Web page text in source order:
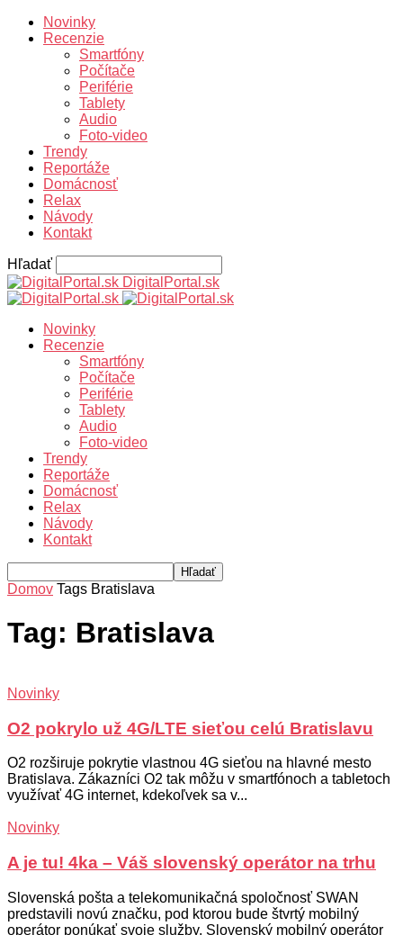
Novinky
Recenzie
Smartfóny
Počítače
Periférie
Tablety
Audio
Foto-video
Trendy
Reportáže
Domácnosť
Relax
Návody
Kontakt
Hľadať
DigitalPortal.sk
Novinky
Recenzie
Smartfóny
Počítače
Periférie
Tablety
Audio
Foto-video
Trendy
Reportáže
Domácnosť
Relax
Návody
Kontakt
Domov Tags Bratislava
Tag: Bratislava
Novinky
O2 pokrylo už 4G/LTE sieťou celú Bratislavu
O2 rozširuje pokrytie vlastnou 4G sieťou na hlavné mesto
Bratislava. Zákazníci O2 tak môžu v smartfónoch a tabletoch
využívať 4G internet, kdekoľvek sa v...
Novinky
A je tu! 4ka – Váš slovenský operátor na trhu
Slovenská pošta a telekomunikačná spoločnosť SWAN
predstavili novú značku, pod ktorou bude štvrtý mobilný
operátor ponúkať svoje služby. Slovenský mobilný operátor